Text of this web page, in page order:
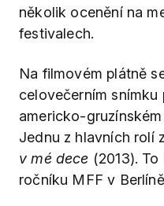
několik ocenění na
festivalech.
Na filmovém plátně
celovečerním
americko-
Jednu z hlavních rolí
v mé dece (2013).
ročníku MFF v